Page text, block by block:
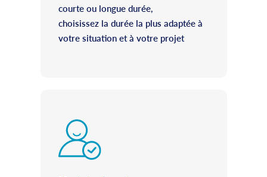
courte ou longue durée,
choisissez la durée la plus adaptée à
votre situation et à votre projet